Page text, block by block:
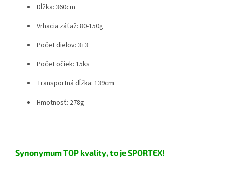
Dĺžka: 360cm
Vrhacia záťaž: 80-150g
Počet dielov: 3+3
Počet očiek: 15ks
Transportná dĺžka: 139cm
Hmotnosť: 278g
Synonymum TOP kvality, to je SPORTEX!